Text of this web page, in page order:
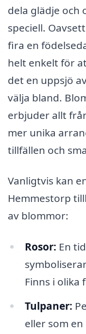
dela glädje och
speciell.
fira en
helt enkelt för
det en uppsjö
välja bland.
erbjuder allt
mer unika
tillfällen och
Vanligtvis kan
Hemmestorp
av blommor:
Rosor: En
Finns i olika
Tulpaner:
eller som